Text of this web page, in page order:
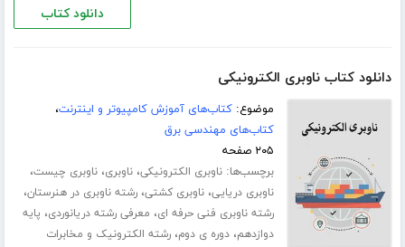
دانلود کتاب
دانلود کتاب ناوبری الکترونیکی
موضوع:کتاب‌های آموزش کامپیوتر و اینترنت،
کتاب‌های مهندسی برق
۲۰۵ صفحه
برچسب‌ها:ناوبری الکترونیکی،ناوبری،ناوبری چیست،
ناوبری دریایی،ناوبری کشتی،رشته ناوبری در هنرستان،
رشته ناوبری فنی حرفه ای، معرفی رشته دریانوردی، پایه
دوازدهم،دوره ی دوم،رشته الکترونیک و مخابرات